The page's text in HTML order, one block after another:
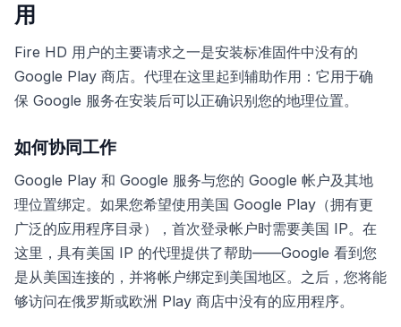
用
Fire HD 用户的主要请求之一是安装标准固件中没有的
Google Play 商店。代理在这里起到辅助作用：它用于确
保 Google 服务在安装后可以正确识别您的地理位置。
如何协同工作
Google Play 和 Google 服务与您的 Google 帐户及其地
理位置绑定。如果您希望使用美国 Google Play（拥有更
广泛的应用程序目录），首次登录帐户时需要美国 IP。在
这里，具有美国 IP 的代理提供了帮助——Google 看到您
是从美国连接的，并将帐户绑定到美国地区。之后，您将能
够访问在俄罗斯或欧洲 Play 商店中没有的应用程序。